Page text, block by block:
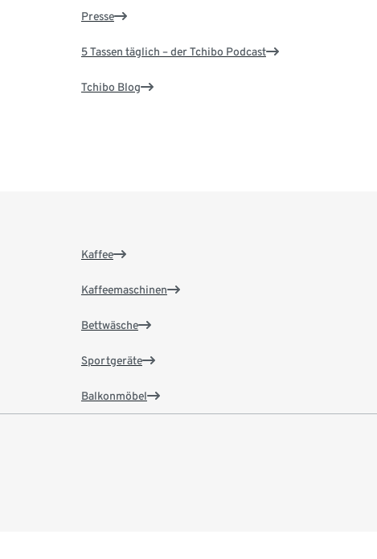
Presse
5 Tassen täglich – der Tchibo Podcast
Tchibo Blog
Kaffee
Kaffeemaschinen
Bettwäsche
Sportgeräte
Balkonmöbel